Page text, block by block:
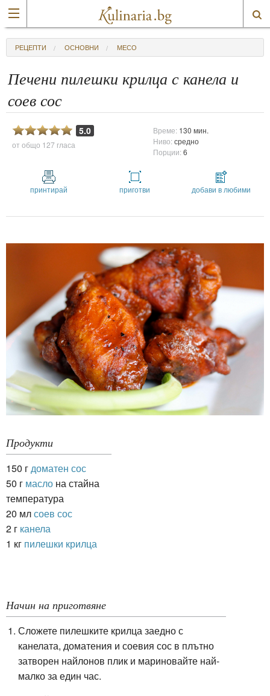
РЕЦЕПТИ ОСНОВНИ МЕСО
Печени пилешки крилца с канела и
соев сос
5.0
от общо 127 гласа
Време: 130 мин.
Ниво:средно
Порции:6
принтирай приготви добави в любими
Продукти
150 г доматен сос
50 г масло на стайна
температура
20 млсоев сос
2 г канела
1 кг пилешки крилца
Начин на приготвяне
Сложете пилешките крилца заедно с
канелата, доматения и соевия сос в плътно
затворен найлонов плик и мариновайте най-
малко за един час.